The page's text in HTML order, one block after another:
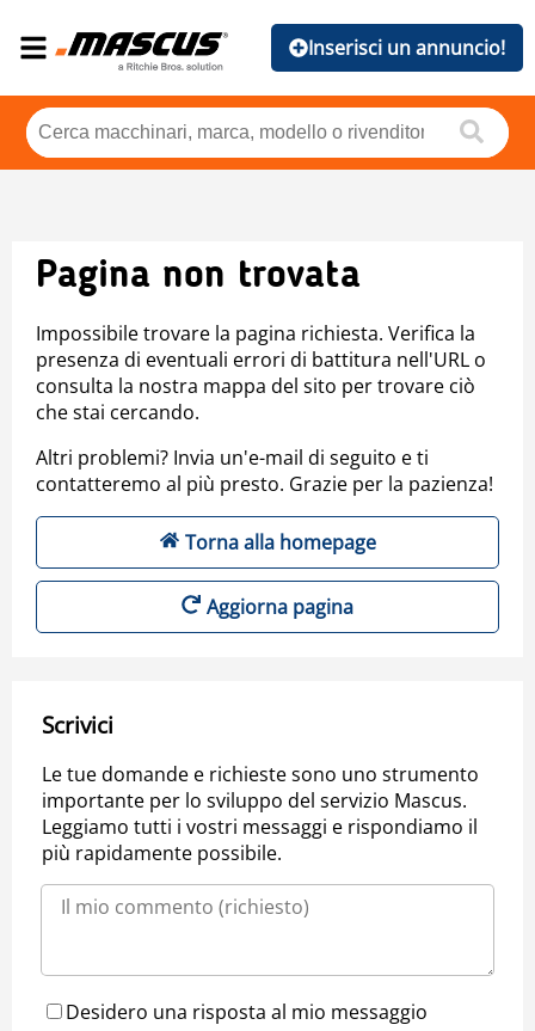
Inserisci un annuncio!
Pagina non trovata
Impossibile trovare la pagina richiesta. Verifica la
presenza di eventuali errori di battitura nell'URL o
consulta la nostra mappa del sito per trovare ciò
che stai cercando.
Altri problemi? Invia un'e-mail di seguito e ti
contatteremo al più presto. Grazie per la pazienza!
Torna alla homepage
Aggiorna pagina
Scrivici
Le tue domande e richieste sono uno strumento
importante per lo sviluppo del servizio Mascus.
Leggiamo tutti i vostri messaggi e rispondiamo il
più rapidamente possibile.
Desidero una risposta al mio messaggio